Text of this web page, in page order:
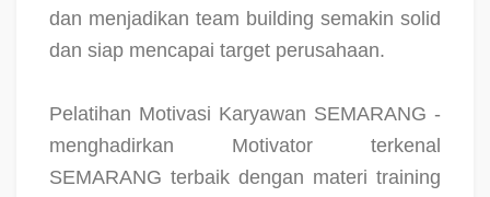
dan menjadikan team building semakin solid
dan siap mencapai target perusahaan.
Pelatihan Motivasi Karyawan SEMARANG -
menghadirkan Motivator terkenal
SEMARANG terbaik dengan materi training